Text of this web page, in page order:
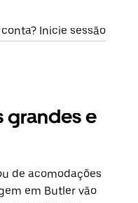
Inicie sessão
grandes e
de acomodações
em Butler vão